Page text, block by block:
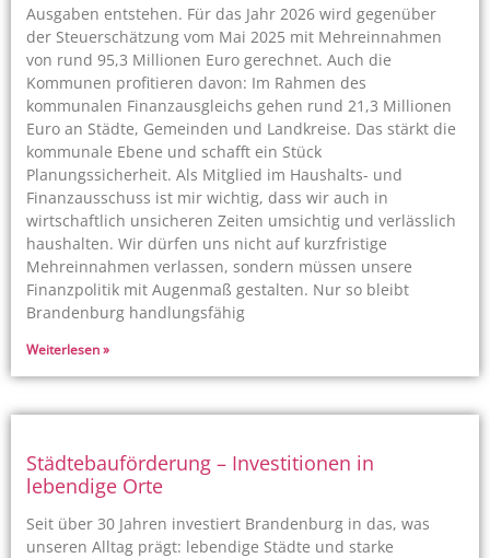
Ausgaben entstehen. Für das Jahr 2026 wird gegenüber
der Steuerschätzung vom Mai 2025 mit Mehreinnahmen
von rund 95,3 Millionen Euro gerechnet. Auch die
Kommunen profitieren davon: Im Rahmen des
kommunalen Finanzausgleichs gehen rund 21,3 Millionen
Euro an Städte, Gemeinden und Landkreise. Das stärkt die
kommunale Ebene und schafft ein Stück
Planungssicherheit. Als Mitglied im Haushalts- und
Finanzausschuss ist mir wichtig, dass wir auch in
wirtschaftlich unsicheren Zeiten umsichtig und verlässlich
haushalten. Wir dürfen uns nicht auf kurzfristige
Mehreinnahmen verlassen, sondern müssen unsere
Finanzpolitik mit Augenmaß gestalten. Nur so bleibt
Brandenburg handlungsfähig
Weiterlesen »
Städtebauförderung – Investitionen in
lebendige Orte
Seit über 30 Jahren investiert Brandenburg in das, was
unseren Alltag prägt: lebendige Städte und starke